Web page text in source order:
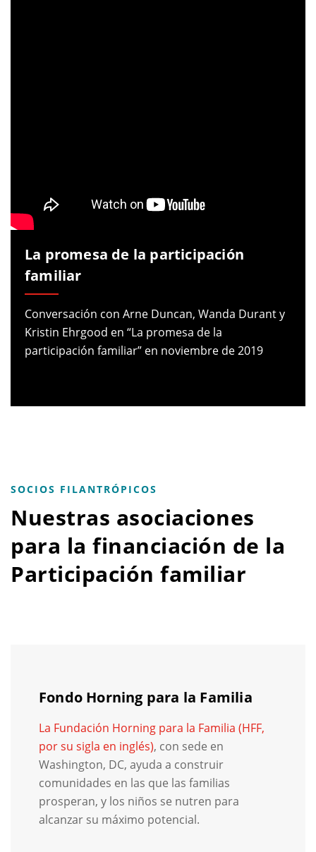
La promesa de la participación
familiar
Conversación con Arne Duncan, Wanda Durant y
Kristin Ehrgood en “La promesa de la
participación familiar” en noviembre de 2019
SOCIOS FILANTRÓPICOS
Nuestras asociaciones
para la financiación de la
Participación familiar
Fondo Horning para la Familia
La Fundación Horning para la Familia (HFF,
por su sigla en inglés), con sede en
Washington, DC, ayuda a construir
comunidades en las que las familias
prosperan, y los niños se nutren para
alcanzar su máximo potencial.